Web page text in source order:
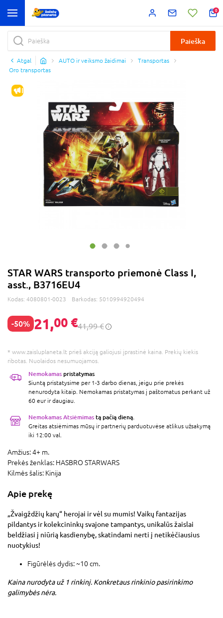
0
Paieška
Atgal AUTO ir veiksmo žaidimai
Transportas
Oro transportas
IŠPARDAVIMAS
STAR WARS transporto priemonė Class I,
asst., B3716EU4
Kodas: 4080801-0023 Barkodas: 5010994920494
-50% 21,00 €41,99 €
* www.zaisluplaneta.lt prieš akciją galiojusi įprastinė kaina. Prekių kiekis
ribotas. Nuolaidos nesumuojamos.
Nemokamas pristatymas
Siuntą pristatysime per 1-3 darbo dienas, jeigu prie prekės
nenurodyta kitaip. Nemokamas pristatymas į paštomatus perkant už
60 eur ir daugiau.
Nemokamas Atsiėmimas tą pačią dieną.
Greitas atsiėmimas mūsų ir partnerių parduotuvėse atlikus užsakymą
iki 12:00 val.
Amžius:4+ m.
Prekės ženklas: HASBRO STARWARS
Kilmės šalis: Kinija
Apie prekę
„Žvaigždžių karų“ herojai ir vėl su mumis! Vaikų fantazijas
pildantys ir kolekcininkų svajone tampantys, unikalūs žaislai
beldžiasi į niūrią kasdienybę, skatindami nerti į netikėčiausius
nuotykius!
Figūrėlės dydis: ~10 cm.
Kaina nurodyta už 1 rinkinį. Konkretaus rinkinio pasirinkimo
galimybės nėra.